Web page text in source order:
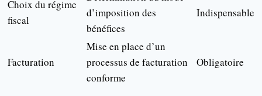
Choix du régime
fiscal
d’imposition des
bénéfices
Indispensable
Facturation
Mise en place d’un
processus de facturation
conforme
Obligatoire